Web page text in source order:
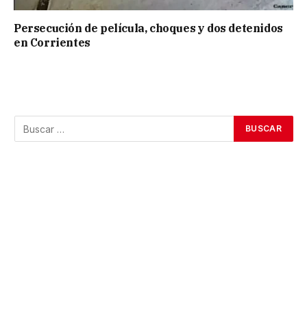
Persecución de película, choques y dos detenidos
en Corrientes